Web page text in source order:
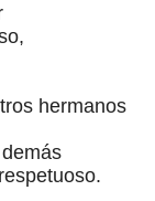
hermanos